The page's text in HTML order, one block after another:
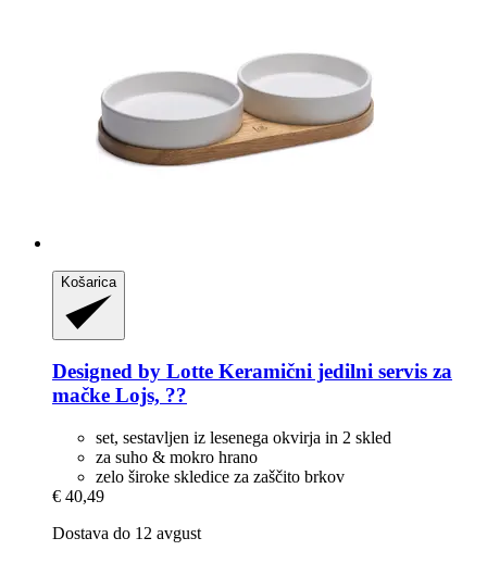
Košarica
Designed by Lotte Keramični jedilni servis za
mačke Lojs, ??
set, sestavljen iz lesenega okvirja in 2 skled
za suho & mokro hrano
zelo široke skledice za zaščito brkov
€ 40,49
Dostava do 12 avgust